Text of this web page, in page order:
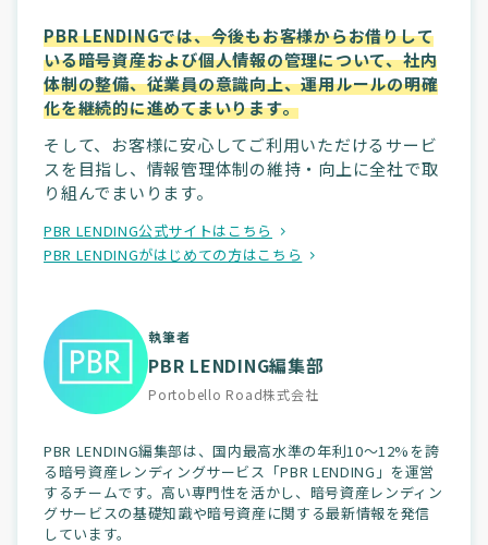
PBR LENDINGでは、今後もお客様からお借りして
いる暗号資産および個人情報の管理について、社内
体制の整備、従業員の意識向上、運用ルールの明確
化を継続的に進めてまいります。
そして、お客様に安心してご利用いただけるサービ
スを目指し、情報管理体制の維持・向上に全社で取
り組んでまいります。
PBR LENDING公式サイトはこちら
PBR LENDINGがはじめての方はこちら
執筆者
PBR LENDING編集部
Portobello Road株式会社
PBR LENDING編集部は、国内最高水準の年利10～12%を誇
る暗号資産レンディングサービス「PBR LENDING」を運営
するチームです。高い専門性を活かし、暗号資産レンディン
グサービスの基礎知識や暗号資産に関する最新情報を発信
しています。